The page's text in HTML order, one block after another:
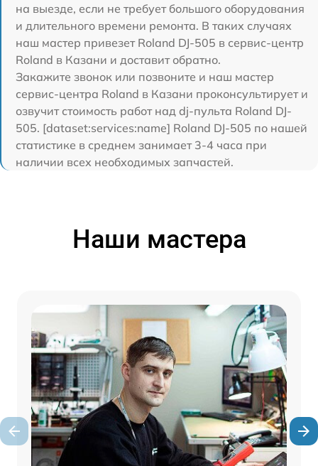
на выезде, если не требует большого оборудования
и длительного времени ремонта. В таких случаях
наш мастер привезет Roland DJ-505 в сервис-центр
Roland в Казани и доставит обратно.
Закажите звонок или позвоните и наш мастер
сервис-центра Roland в Казани проконсультирует и
озвучит стоимость работ над dj-пульта Roland DJ-
505. [dataset:services:name] Roland DJ-505 по нашей
статистике в среднем занимает 3-4 часа при
наличии всех необходимых запчастей.
Наши мастера